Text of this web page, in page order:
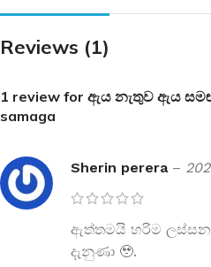
Reviews (1)
1 review for ඇය නැතුව ඇය
samaga
Sherin perera –
ඇත්තමයි හරිම
දැනුණා 🥹.